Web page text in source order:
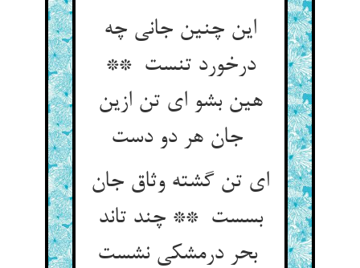
این چنین جانی چه
درخورد تنست **
هین بشو ای تن ازین
ای تن گشته وثاق جان
بسست ** چند تاند
بحر درمشکی نشست